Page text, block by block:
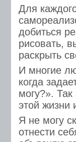
Для
добиться
рисовать,
раскрыть
И многие
когда
могу?». Так
этой жизни
Я не могу
отнести